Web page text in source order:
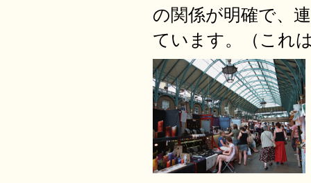
の関係が明確で、
ています。（これ